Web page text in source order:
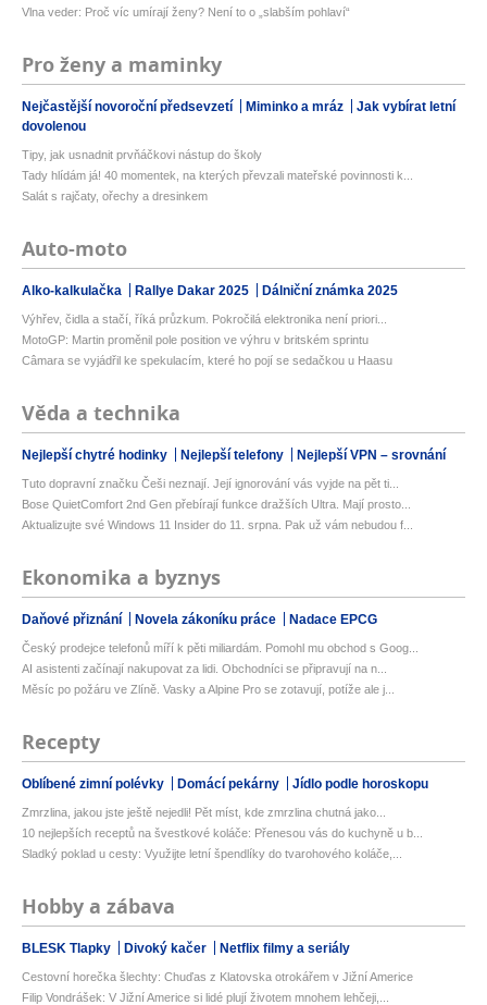
Vlna veder: Proč víc umírají ženy? Není to o „slabším pohlaví“
Pro ženy a maminky
Nejčastější novoroční předsevzetí Miminko a mráz
Jak vybírat letní
dovolenou
Tipy, jak usnadnit prvňáčkovi nástup do školy
Tady hlídám já! 40 momentek, na kterých převzali mateřské povinnosti k...
Salát s rajčaty, ořechy a dresinkem
Auto-moto
Alko-kalkulačka Rallye Dakar 2025 Dálniční známka 2025
Výhřev, čidla a stačí, říká průzkum. Pokročilá elektronika není priori...
MotoGP: Martin proměnil pole position ve výhru v britském sprintu
Câmara se vyjádřil ke spekulacím, které ho pojí se sedačkou u Haasu
Věda a technika
Nejlepší chytré hodinky Nejlepší telefony Nejlepší VPN – srovnání
Tuto dopravní značku Češi neznají. Její ignorování vás vyjde na pět ti...
Bose QuietComfort 2nd Gen přebírají funkce dražších Ultra. Mají prosto...
Aktualizujte své Windows 11 Insider do 11. srpna. Pak už vám nebudou f...
Ekonomika a byznys
Daňové přiznání Novela zákoníku práce Nadace EPCG
Český prodejce telefonů míří k pěti miliardám. Pomohl mu obchod s Goog...
AI asistenti začínají nakupovat za lidi. Obchodníci se připravují na n...
Měsíc po požáru ve Zlíně. Vasky a Alpine Pro se zotavují, potíže ale j...
Recepty
Oblíbené zimní polévky Domácí pekárny Jídlo podle horoskopu
Zmrzlina, jakou jste ještě nejedli! Pět míst, kde zmrzlina chutná jako...
10 nejlepších receptů na švestkové koláče: Přenesou vás do kuchyně u b...
Sladký poklad u cesty: Využijte letní špendlíky do tvarohového koláče,...
Hobby a zábava
BLESK Tlapky Divoký kačer Netflix filmy a seriály
Cestovní horečka šlechty: Chuďas z Klatovska otrokářem v Jižní Americe
Filip Vondrášek: V Jižní Americe si lidé plují životem mnohem lehčeji,...